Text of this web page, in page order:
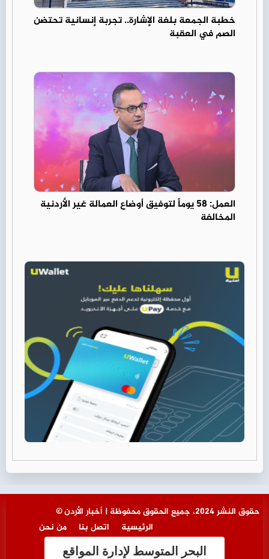
خطبة الجمعة بلغة الإشارة.. تجربة إنسانية تحتضن
الصم في العقبة
العمل: 58 يوماً لتوفيق أوضاع العمالة غير الأردنية
المخالفة
© حقوق النشر 2024، جميع الحقوق محفوظة | أخبار الأردن
من نحن
اتصل بنا الرئيسية
البحر المتوسط لإدارة المواقع